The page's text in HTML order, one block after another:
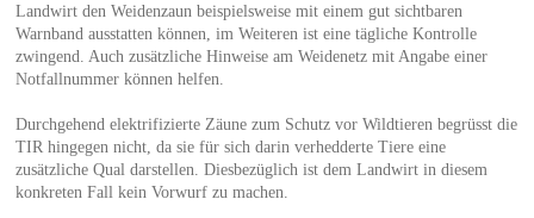
Landwirt den Weidenzaun beispielsweise mit einem gut sichtbaren
Warnband ausstatten können, im Weiteren ist eine tägliche Kontrolle
zwingend. Auch zusätzliche Hinweise am Weidenetz mit Angabe einer
Notfallnummer können helfen.
Durchgehend elektrifizierte Zäune zum Schutz vor Wildtieren begrüsst die
TIR hingegen nicht, da sie für sich darin verhedderte Tiere eine
zusätzliche Qual darstellen. Diesbezüglich ist dem Landwirt in diesem
konkreten Fall kein Vorwurf zu machen.